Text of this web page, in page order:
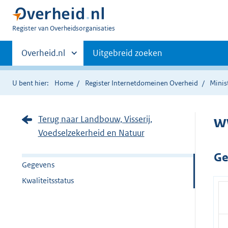
U
Register van Overheidsorganisaties
Primaire
navigatie
Andere
sites
binnen
Overheid.nl Uitgebreid zoeken
U bent hier: Home Register Internetdomeinen Overheid
Terug naar Landbouw, Visserij,
Voedselzekerheid en Natuur
Gegevens
Kwaliteitsstatus